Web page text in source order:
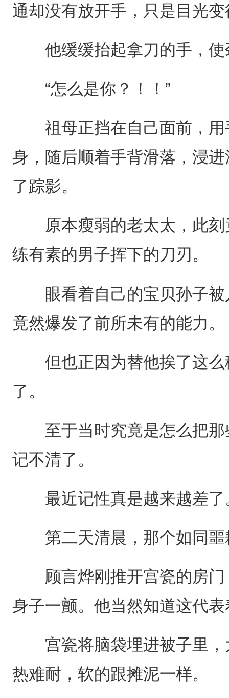
通却没有放开手，只是目光
他缓缓抬起拿刀的手，使
“怎么是你？！！”
祖母正挡在自己面前，用
身，随后顺着手背滑落，浸
了踪影。
原本瘦弱的老太太，此刻
练有素的男子挥下的刀刃。
眼看着自己的宝贝孙子被
竟然爆发了前所未有的能力。
但也正因为替他挨了这么
了。
至于当时究竟是怎么把那
记不清了。
最近记性真是越来越差了
第二天清晨，那个如同噩
顾言烨刚推开宫瓷的房门
身子一颤。他当然知道这代
宫瓷将脑袋埋进被子里，
热难耐，软的跟摊泥一样。